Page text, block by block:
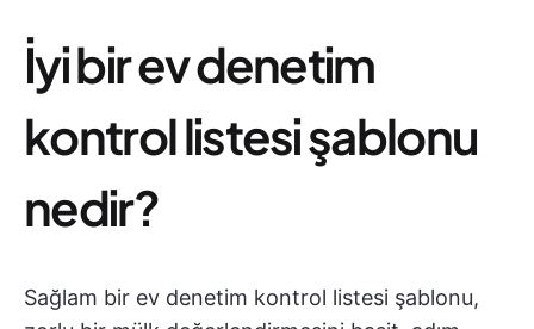
İyi bir ev denetim
kontrol listesi şablonu
nedir?
Sağlam bir ev denetim kontrol listesi şablonu,